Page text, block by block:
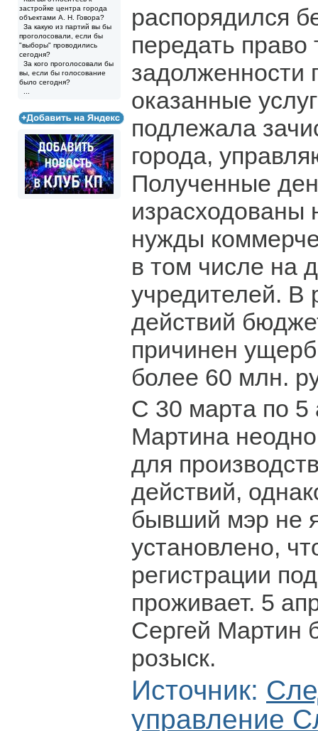
застройке центра города
объектами А. Н. Говора?
За какую из партий вы бы
проголосовали, если бы
"выборы" проводились
сегодня?
За кого проголосовали бы
вы, если бы голосование
было сегодня?
распорядился
передать право
задолженности
оказанные
подлежала
города,
Полученные
израсходованы
нужды
в том числе на
учредителей. В
действий
причинен
более 60 млн.
С 30 марта по 5
Мартина
для
действий,
бывший мэр не
установлено,
регистрации
проживает. 5
Сергей Мартин
розыск.
Источник:
управление